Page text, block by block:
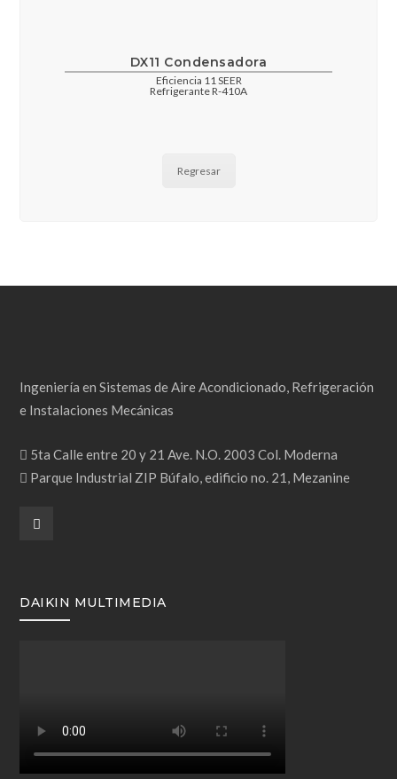
DX11 Condensadora
Eficiencia 11 SEER
Refrigerante R-410A
Regresar
Ingeniería en Sistemas de Aire Acondicionado, Refrigeración
e Instalaciones Mecánicas
5ta Calle entre 20 y 21 Ave. N.O. 2003 Col. Moderna
Parque Industrial ZIP Búfalo, edificio no. 21, Mezanine
DAIKIN MULTIMEDIA